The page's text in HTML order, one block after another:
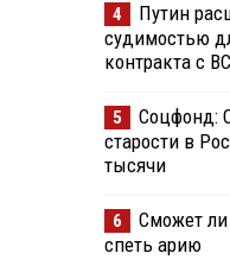
4
Путин
судимостью
контракта с
5
Соцфонд:
старости в
тысячи
6
Сможет
спеть арию